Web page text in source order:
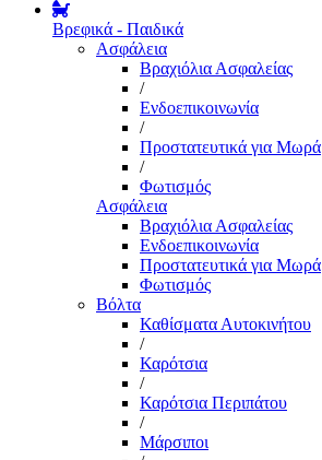
Βρεφικά - Παιδικά
Ασφάλεια
Βραχιόλια Ασφαλείας
/
Ενδοεπικοινωνία
/
Προστατευτικά για Μωρά
/
Φωτισμός
Ασφάλεια
Βραχιόλια Ασφαλείας
Ενδοεπικοινωνία
Προστατευτικά για Μωρά
Φωτισμός
Βόλτα
Καθίσματα Αυτοκινήτου
/
Καρότσια
/
Καρότσια Περιπάτου
/
Μάρσιποι